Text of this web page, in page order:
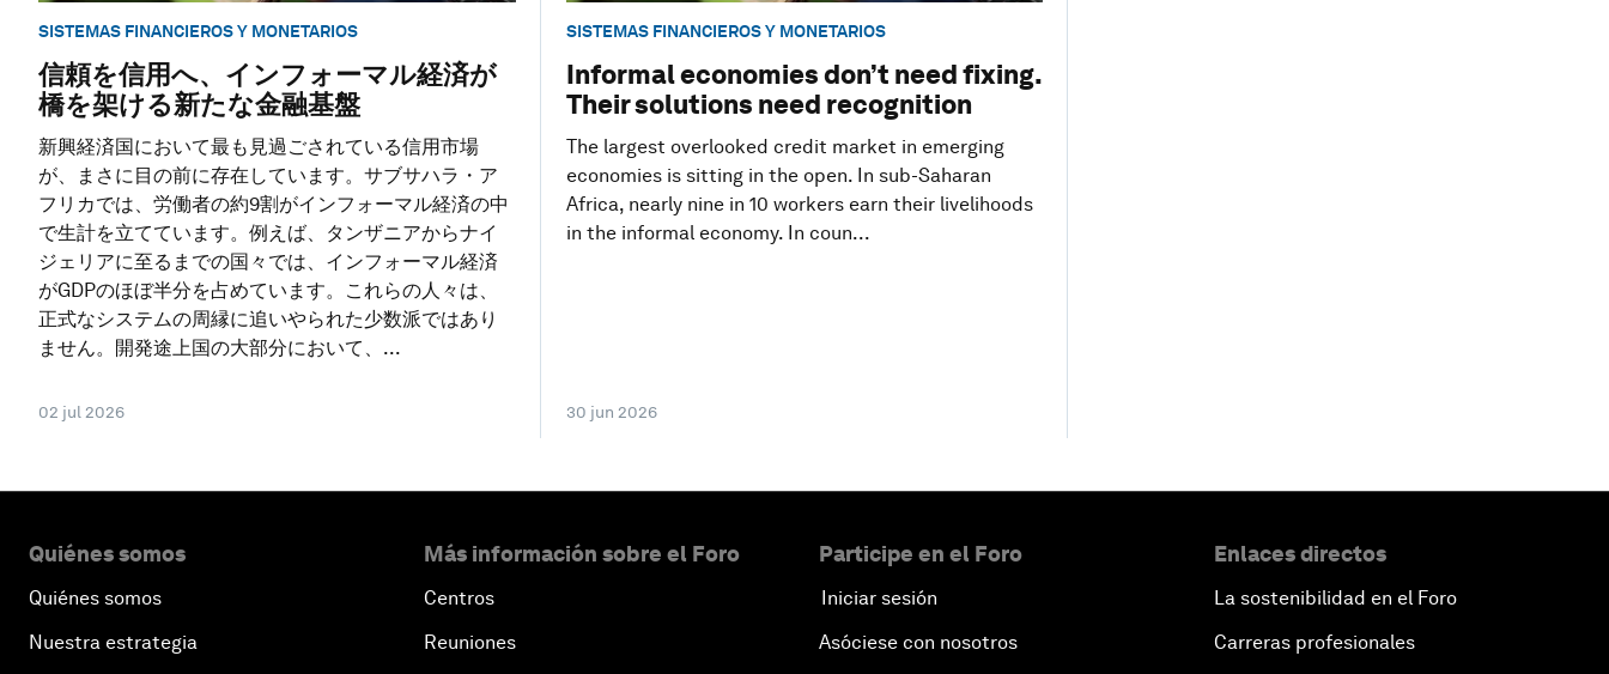
SISTEMAS FINANCIEROS Y MONETARIOS
信頼を信用へ、インフォーマル経済が
橋を架ける新たな金融基盤
新興経済国において最も見過ごされている信用市場
が、まさに目の前に存在しています。サブサハラ・ア
フリカでは、労働者の約9割がインフォーマル経済の中
で生計を立てています。例えば、タンザニアからナイ
ジェリアに至るまでの国々では、インフォーマル経済
がGDPのほぼ半分を占めています。これらの人々は、
正式なシステムの周縁に追いやられた少数派ではあり
ません。開発途上国の大部分において、...
02 jul 2026
SISTEMAS FINANCIEROS Y MONETARIOS
Informal economies don’t need fixing.
Their solutions need recognition
The largest overlooked credit market in emerging
economies is sitting in the open. In sub-Saharan
Africa, nearly nine in 10 workers earn their livelihoods
in the informal economy. In coun...
30 jun 2026
Quiénes somos
Quiénes somos
Nuestra estrategia
Más información sobre el Foro
Centros
Reuniones
Participe en el Foro
Iniciar sesión
Asóciese con nosotros
Enlaces directos
La sostenibilidad en el Foro
Carreras profesionales